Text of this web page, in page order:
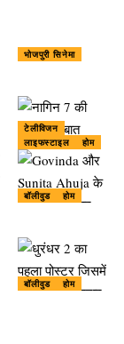
भोजपुरी सिनेमा
टेलीविजन
लाइफस्टाइल
होम
बॉलीवुड होम
बॉलीवुड होम